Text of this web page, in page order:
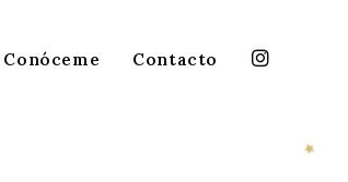
Conóceme Contacto